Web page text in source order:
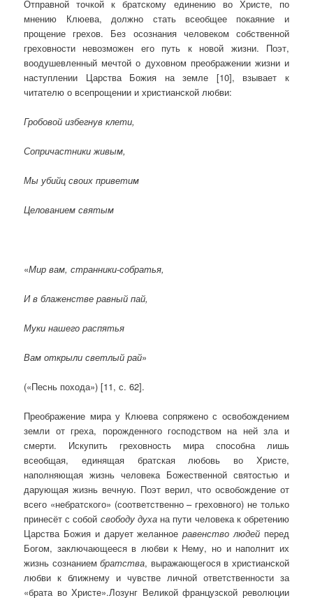
Отправной точкой к братскому единению во Христе, по
мнению Клюева, должно стать всеобщее покаяние и
прощение грехов. Без осознания человеком собственной
греховности невозможен его путь к новой жизни. Поэт,
воодушевленный мечтой о духовном преображении жизни и
наступлении Царства Божия на земле [10], взывает к
читателю о всепрощении и христианской любви:
Гробовой избегнув клети,
Сопричастники живым,
Мы убийц своих приветим
Целованием святым
«Мир вам, странники-собратья,
И в блаженстве равный пай,
Муки нашего распятья
Вам открыли светлый рай»
(«Песнь похода») [11, с. 62].
Преображение мира у Клюева сопряжено с освобождением
земли от греха, порожденного господством на ней зла и
смерти. Искупить греховность мира способна лишь
всеобщая, единящая братская любовь во Христе,
наполняющая жизнь человека Божественной святостью и
дарующая жизнь вечную. Поэт верил, что освобождение от
всего «небратского» (соответственно – греховного) не только
принесёт с собой свободу духа на пути человека к обретению
Царства Божия и дарует желанноеравенство людей перед
Богом, заключающееся в любви к Нему, но и наполнит их
жизнь сознаниембратства, выражающегося в христианской
любви к ближнему и чувстве личной ответственности за
«брата во Христе».Лозунг Великой французской революции